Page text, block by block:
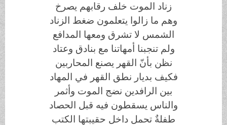
زناد الموت خلف رقابهم يصرخ
وهم ما زالوا يتعلمون ضغط الزناد
الشمس لا تشرق ومعها المدافع
ولم تنجبنا أمهاتنا مع بنادق وعتاد
نظن بأنّ القهر يصنع المحاربين
فكيف بديار نطق القهر في المهاد
بين الرافدين نضج الموت وأثمر
والناس يسقطون فيه قبل الحصاد
طفلةٌ تحمل داخل حقيبتها الكتب